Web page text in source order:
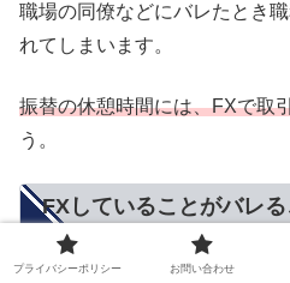
職場の同僚などにバレたとき
れてしまいます。
振替の休憩時間には、FXで取
う。
FXしていることがバレ
FXをしていることがバレるこ
プライバシーポリシー お問い合わせ